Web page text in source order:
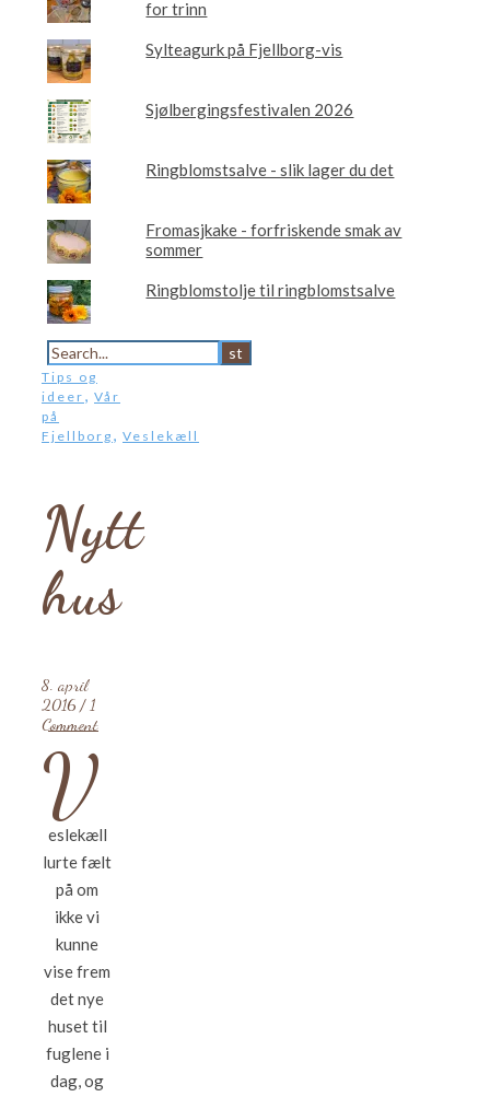
for trinn
Sylteagurk på Fjellborg-vis
Sjølbergingsfestivalen 2026
Ringblomstsalve - slik lager du det
Fromasjkake - forfriskende smak av
sommer
Ringblomstolje til ringblomstsalve
Tips og
ideer , Vår
på
Fjellborg , Veslekæll
Nytt
hus
8. april
2016 / 1
Comment
V
eslekæll
lurte fælt
på om
ikke vi
kunne
vise frem
det nye
huset til
fuglene i
dag, og